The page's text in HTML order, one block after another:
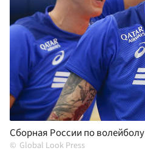
Сборная России по волейболу
Global Look Press